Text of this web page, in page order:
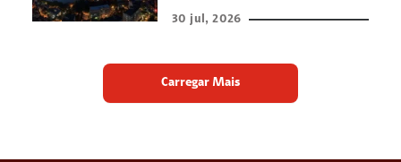
30 jul, 2026
Carregar Mais